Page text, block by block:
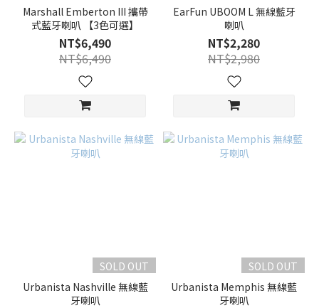
Marshall Emberton III 攜帶
式藍牙喇叭 【3色可選】
NT$6,490
NT$6,490
EarFun UBOOM L 無線藍牙
喇叭
NT$2,280
NT$2,980
SOLD OUT
Urbanista Nashville 無線藍
牙喇叭
SOLD OUT
Urbanista Memphis 無線藍
牙喇叭